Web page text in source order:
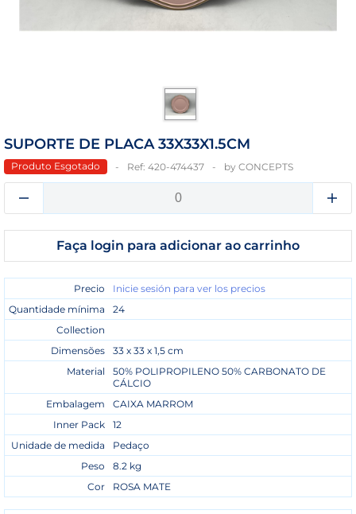
SUPORTE DE PLACA 33X33X1.5CM
Produto Esgotado Ref: 420-474437 by CONCEPTS
Faça login para adicionar ao carrinho
Precio
Inicie sesión para ver los precios
Quantidade mínima
24
Collection
Dimensões
33 x 33 x 1,5 cm
Material
50% POLIPROPILENO 50% CARBONATO DE
CÁLCIO
Embalagem
CAIXA MARROM
Inner Pack
12
Unidade de medida
Pedaço
Peso
8.2 kg
Cor
ROSA MATE